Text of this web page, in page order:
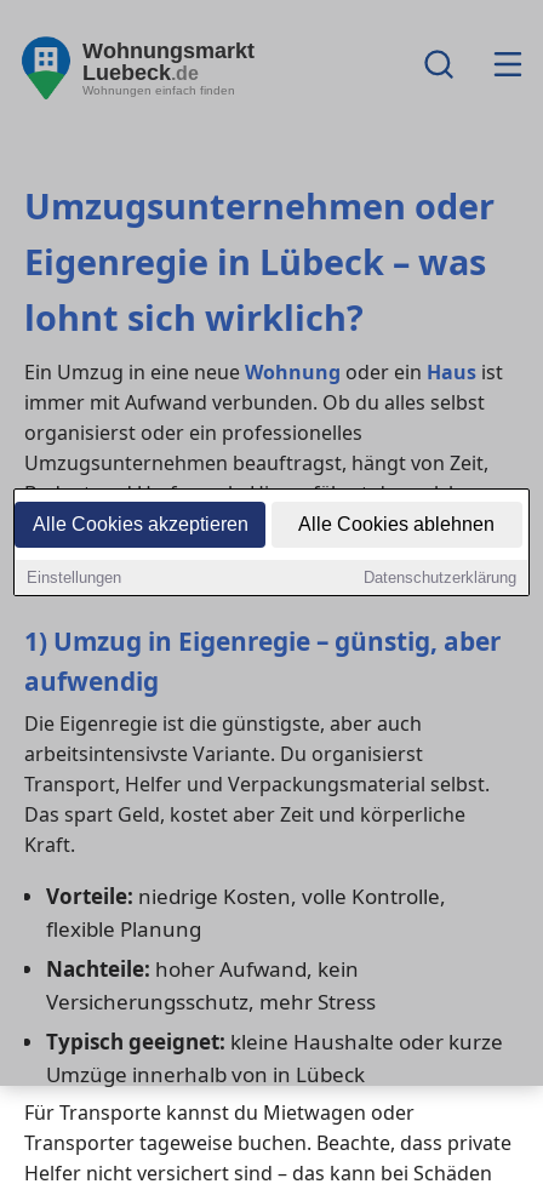
Alle Cookies akzeptieren Alle Cookies ablehnen
Einstellungen Datenschutzerklärung
Wohnungsmarkt
Luebeck.de
Wohnungen einfach finden
Umzugsunternehmen oder
Eigenregie in Lübeck – was
lohnt sich wirklich?
Ein Umzug in eine neueWohnung oder ein Haus ist
immer mit Aufwand verbunden. Ob du alles selbst
organisierst oder ein professionelles
Umzugsunternehmen beauftragst, hängt von Zeit,
Budget und Umfang ab. Hier erfährst du, welche
Variante sich wann lohnt – mit Tipps zur Organisation
und einem klaren Kostenvergleich für deinen Umzug
in in Lübeck.
1) Umzug in Eigenregie – günstig, aber
aufwendig
Die Eigenregie ist die günstigste, aber auch
arbeitsintensivste Variante. Du organisierst
Transport, Helfer und Verpackungsmaterial selbst.
Das spart Geld, kostet aber Zeit und körperliche
Kraft.
Vorteile: niedrige Kosten, volle Kontrolle,
flexible Planung
Nachteile: hoher Aufwand, kein
Versicherungsschutz, mehr Stress
Typisch geeignet: kleine Haushalte oder kurze
Umzüge innerhalb von in Lübeck
Für Transporte kannst du Mietwagen oder
Transporter tageweise buchen. Beachte, dass private
Helfer nicht versichert sind – das kann bei Schäden